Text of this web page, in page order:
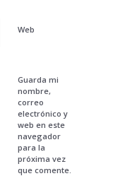
Web
Guarda mi
nombre,
correo
electrónico y
web en este
navegador
para la
próxima vez
que comente.